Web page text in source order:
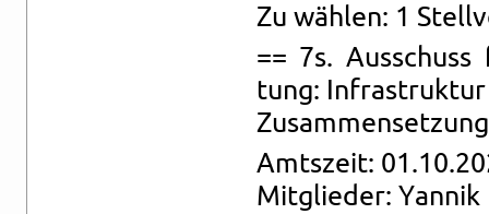
Zu wäh­len: 1
== 7s.
tung: In­fra­struk­tur
Amts­zeit:
Mit­glie­der: Yan­nik